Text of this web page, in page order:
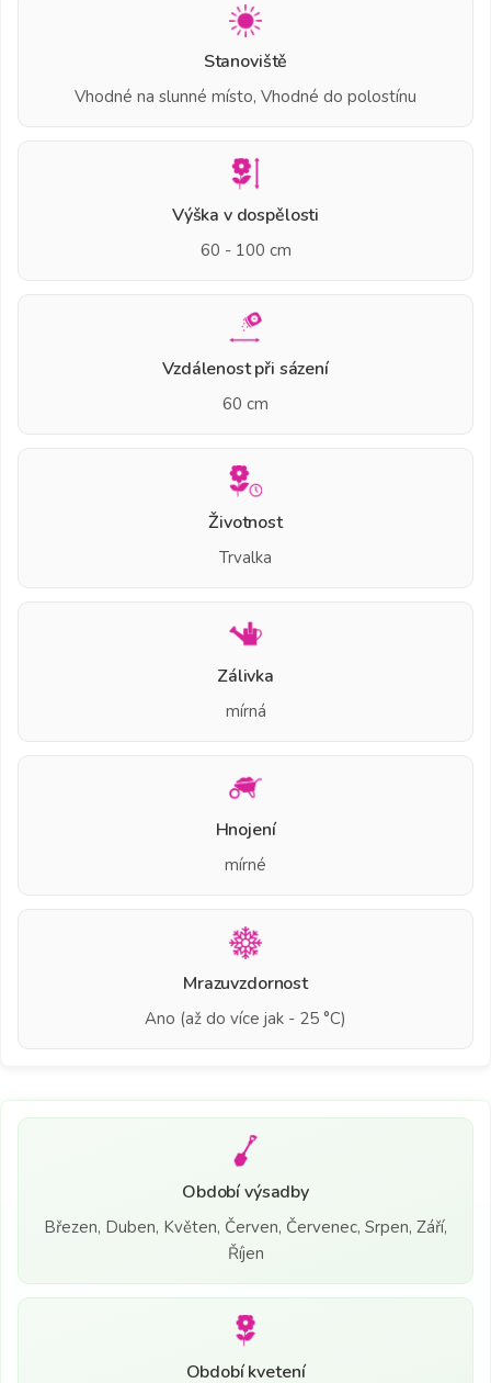
Stanoviště
Vhodné na slunné místo, Vhodné do polostínu
Výška v dospělosti
60 - 100 cm
Vzdálenost při sázení
60 cm
Životnost
Trvalka
Zálivka
mírná
Hnojení
mírné
Mrazuvzdornost
Ano (až do více jak - 25 °C)
Období výsadby
Březen, Duben, Květen, Červen, Červenec, Srpen, Září,
Říjen
Období kvetení